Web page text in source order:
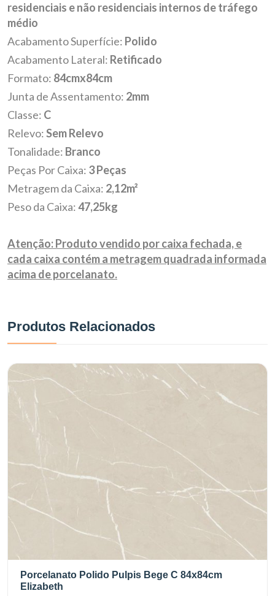
residenciais e não residenciais internos de tráfego
médio
Acabamento Superfície: Polido
Acabamento Lateral: Retificado
Formato: 84cmx84cm
Junta de Assentamento: 2mm
Classe: C
Relevo:Sem Relevo
Tonalidade: Branco
Peças Por Caixa: 3 Peças
Metragem da Caixa: 2,12m²
Peso da Caixa:47,25kg
Atenção: Produto vendido por caixa fechada, e
cada caixa contém a metragem quadrada informada
acima de porcelanato.
Produtos Relacionados
Porcelanato Polido Pulpis Bege C 84x84cm
Elizabeth